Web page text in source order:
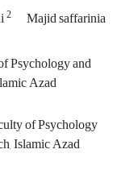
2 Majid saffarinia
Psychology and
Azad
of Psychology
Islamic Azad